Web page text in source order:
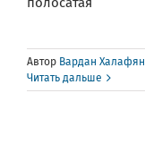
Автор Вардан Халафян
Читать дальше